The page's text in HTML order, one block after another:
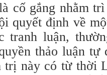
cố gắng nhằm
quyết định về
tranh luận,
thảo luận tự
trị này có từ thời